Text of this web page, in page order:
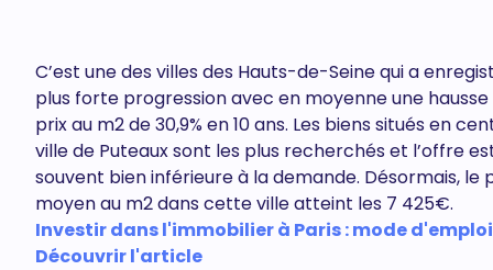
C’est une des villes des Hauts-de-Seine qui a
plus forte progression avec en moyenne une hausse
prix au m2 de 30,9% en 10 ans. Les biens situés en
ville de Puteaux sont les plus recherchés et l’offre
souvent bien inférieure à la demande. Désormais, le
moyen au m2 dans cette ville atteint les 7 425€.
Investir dans l'immobilier à Paris : mode
Découvrir l'article